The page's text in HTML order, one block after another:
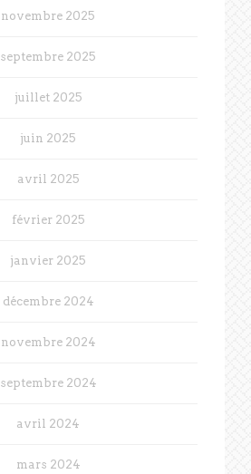
novembre 2025
septembre 2025
juillet 2025
juin 2025
avril 2025
février 2025
janvier 2025
décembre 2024
novembre 2024
septembre 2024
avril 2024
mars 2024